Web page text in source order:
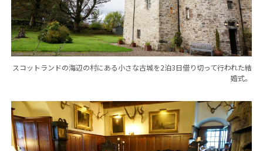
スコットランドの海辺の村にある小さな古城を2泊3日借り切って行われた結
婚式。